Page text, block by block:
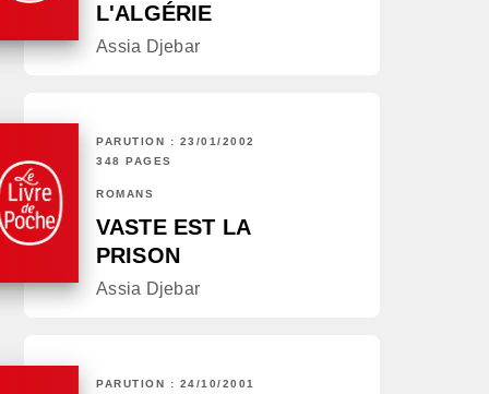
L'ALGÉRIE
Assia Djebar
PARUTION : 23/01/2002
348 PAGES
ROMANS
VASTE EST LA
PRISON
Assia Djebar
PARUTION : 24/10/2001